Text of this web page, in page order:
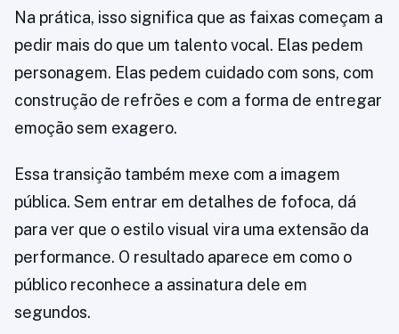
Na prática, isso significa que as faixas começam a
pedir mais do que um talento vocal. Elas pedem
personagem. Elas pedem cuidado com sons, com
construção de refrões e com a forma de entregar
emoção sem exagero.
Essa transição também mexe com a imagem
pública. Sem entrar em detalhes de fofoca, dá
para ver que o estilo visual vira uma extensão da
performance. O resultado aparece em como o
público reconhece a assinatura dele em
segundos.